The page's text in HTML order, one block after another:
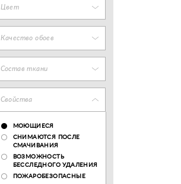
Цвет
Качество обоев
Состав ткани
Свойства
МОЮЩИЕСЯ
СНИМАЮТСЯ ПОСЛЕ
СМАЧИВАНИЯ
ВОЗМОЖНОСТЬ
БЕССЛЕДНОГО УДАЛЕНИЯ
ПОЖАРОБЕЗОПАСНЫЕ